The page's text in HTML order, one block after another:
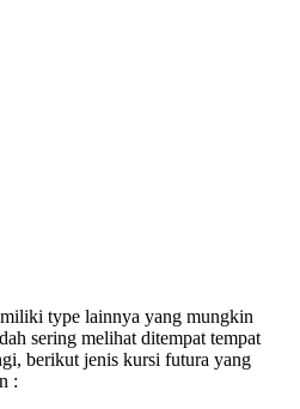
type lainnya yang mungkin
sering melihat ditempat tempat
berikut jenis kursi futura yang
: